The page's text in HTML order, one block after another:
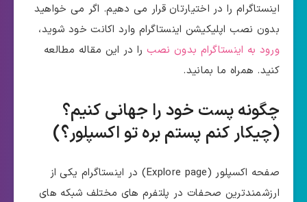
اینستاگرام را در اختیارتان قرار می دهیم. اگر می خواهید
بدون نصب اپلیکیشن اینستاگرام وارد اکانت خود شوید،
ورود به اینستاگرام بدون نصب را در این مقاله مطالعه
کنید. همراه ما بمانید.
چگونه پست خود را جهانی کنیم؟
(چیکار کنم پستم بره تو اکسپلور؟)
صفحه اکسپلور (Explore page) در اینستاگرام یکی از
ارزشمندترین صحفات در پلتفرم های مختلف شبکه های